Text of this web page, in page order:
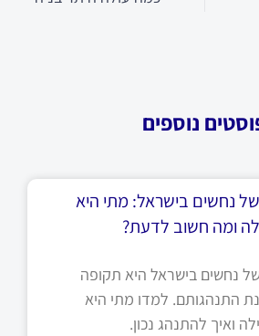
נוספים
של נחשים בישראל: מתי היא
ומה חשוב לדעת?
נחשים בישראל היא תקופה
התנהגותם. למדו מתי היא
ואיך להתנהג נכון.